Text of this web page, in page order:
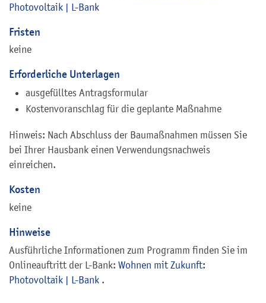
Photovoltaik | L-Bank
Fristen
keine
Erforderliche Unterlagen
ausgefülltes Antragsformular
Kostenvoranschlag für die geplante Maßnahme
Hinweis: Nach Abschluss der Baumaßnahmen müssen Sie
bei Ihrer Hausbank einen Verwendungsnachweis
einreichen.
Kosten
keine
Hinweise
Ausführliche Informationen zum Programm finden Sie im
Onlineauftritt der L-Bank: Wohnen mit Zukunft:
Photovoltaik | L-Bank .